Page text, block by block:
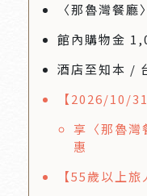
〈那魯灣餐
館內購物金
酒店至知本 /
【2026/10/
享〈那魯灣
惠
【55歲以上旅